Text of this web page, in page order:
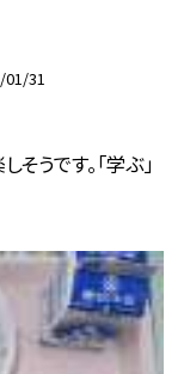
31
うです。「学ぶ」